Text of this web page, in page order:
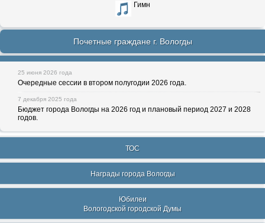
Гимн
Почетные граждане г. Вологды
25 июня 2026 года
Очередные сессии в втором полугодии 2026 года.
7 декабря 2025 года
Бюджет города Вологды на 2026 год и плановый период 2027 и 2028
годов.
ТОС
Награды города Вологды
Юбилеи
Вологодской городской Думы